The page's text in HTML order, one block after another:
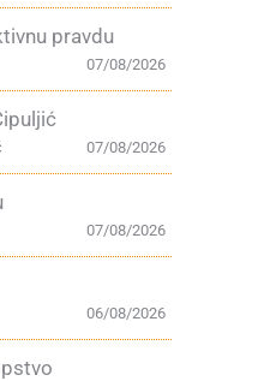
pravdu
07/08/2026
07/08/2026
07/08/2026
06/08/2026